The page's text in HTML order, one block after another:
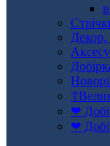
Декор,
❤
❤